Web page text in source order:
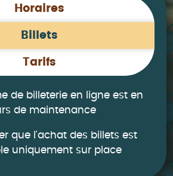
Horaires
Billets
Tarifs
de billeterie en ligne est en
de maintenance
que l'achat des billets est
uniquement sur place